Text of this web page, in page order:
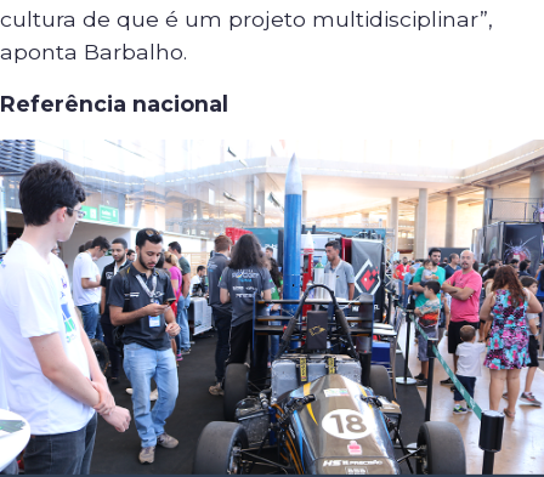
cultura de que é um projeto multidisciplinar”,
aponta Barbalho.
Referência nacional